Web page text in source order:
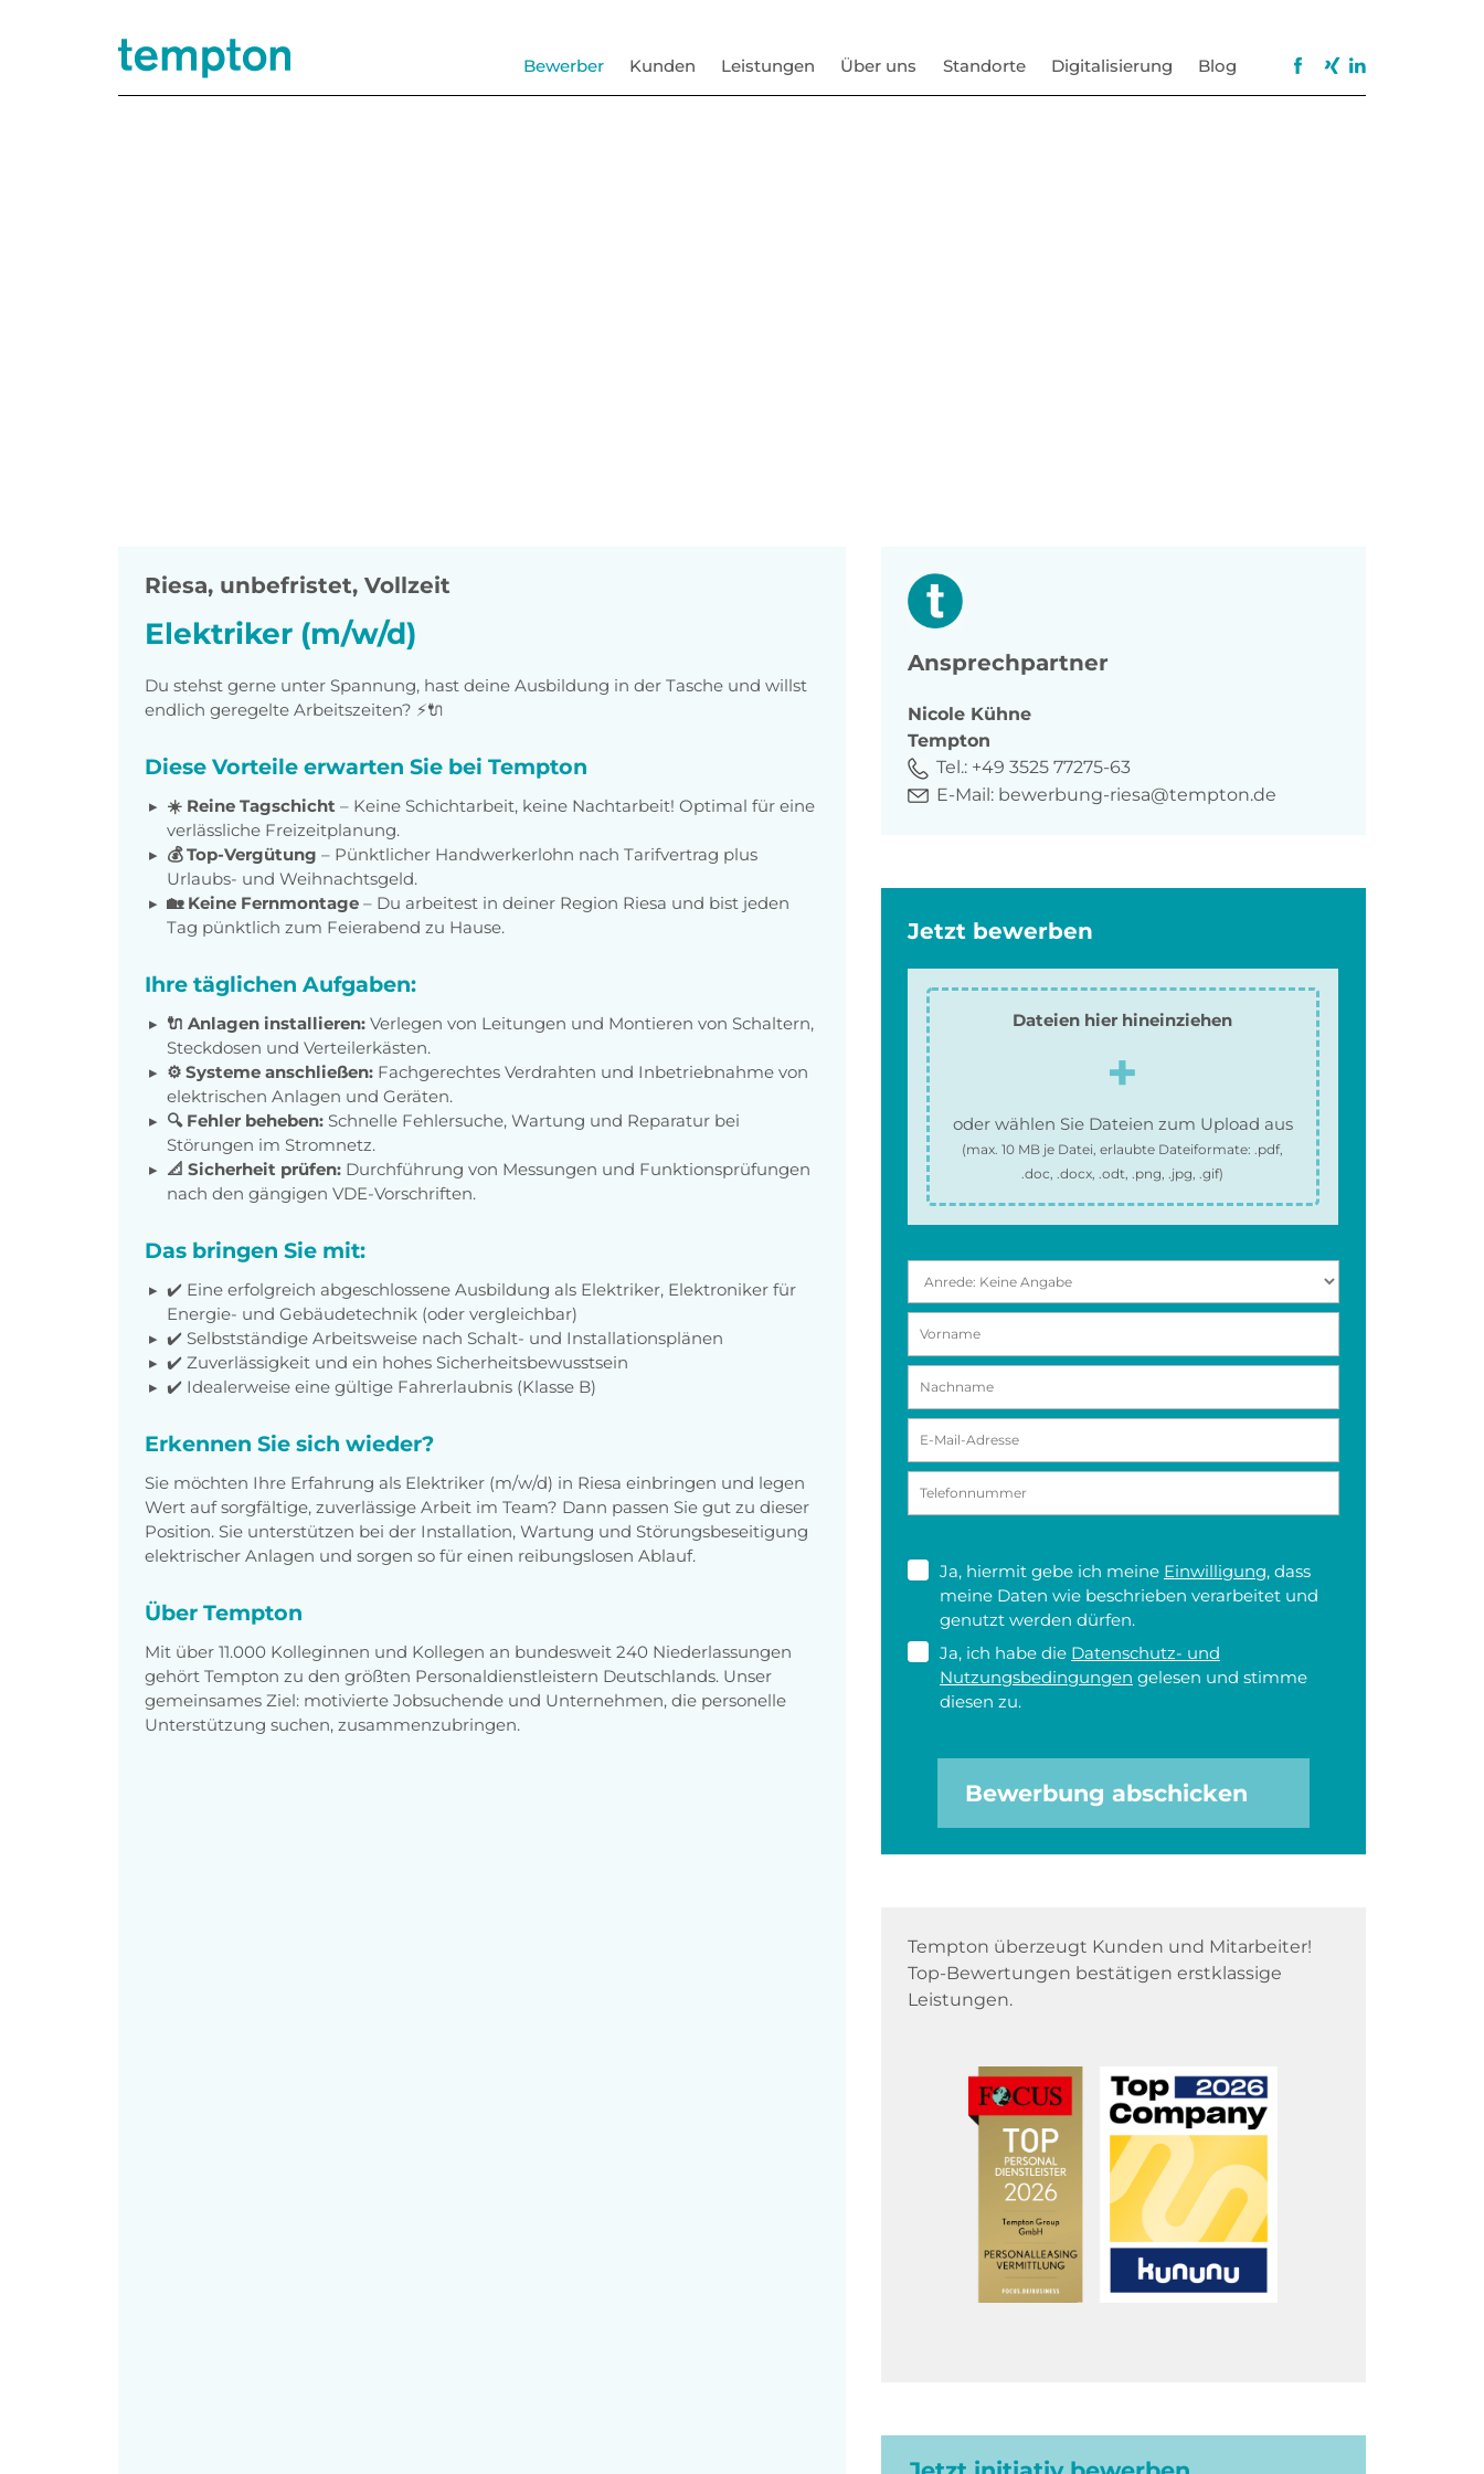
Bewerber Kunden Leistungen Über uns Standorte Digitalisierung Blog
Riesa, unbefristet, Vollzeit
Elektriker (m/w/d)
Du stehst gerne unter Spannung, hast deine Ausbildung in der Tasche und willst
endlich geregelte Arbeitszeiten? ⚡🔌
Diese Vorteile erwarten Sie bei Tempton
☀️ Reine Tagschicht – Keine Schichtarbeit, keine Nachtarbeit! Optimal für eine
verlässliche Freizeitplanung.
💰 Top-Vergütung – Pünktlicher Handwerkerlohn nach Tarifvertrag plus
Urlaubs- und Weihnachtsgeld.
🏡 Keine Fernmontage – Du arbeitest in deiner Region Riesa und bist jeden
Tag pünktlich zum Feierabend zu Hause.
Ihre täglichen Aufgaben:
🔌 Anlagen installieren: Verlegen von Leitungen und Montieren von Schaltern,
Steckdosen und Verteilerkästen.
​⚙️ Systeme anschließen: Fachgerechtes Verdrahten und Inbetriebnahme von
elektrischen Anlagen und Geräten.
🔍 Fehler beheben: Schnelle Fehlersuche, Wartung und Reparatur bei
Störungen im Stromnetz.
📐 Sicherheit prüfen: Durchführung von Messungen und Funktionsprüfungen
nach den gängigen VDE-Vorschriften.
Das bringen Sie mit:
✔️ Eine erfolgreich abgeschlossene Ausbildung als Elektriker, Elektroniker für
Energie- und Gebäudetechnik (oder vergleichbar)
✔️ Selbstständige Arbeitsweise nach Schalt- und Installationsplänen
✔️ Zuverlässigkeit und ein hohes Sicherheitsbewusstsein
✔️ Idealerweise eine gültige Fahrerlaubnis (Klasse B)
Erkennen Sie sich wieder?
Sie möchten Ihre Erfahrung als Elektriker (m/w/d) in Riesa einbringen und legen
Wert auf sorgfältige, zuverlässige Arbeit im Team? Dann passen Sie gut zu dieser
Position. Sie unterstützen bei der Installation, Wartung und Störungsbeseitigung
elektrischer Anlagen und sorgen so für einen reibungslosen Ablauf.
Über Tempton
Mit über 11.000 Kolleginnen und Kollegen an bundesweit 240 Niederlassungen
gehört Tempton zu den größten Personaldienstleistern Deutschlands. Unser
gemeinsames Ziel: motivierte Jobsuchende und Unternehmen, die personelle
Unterstützung suchen, zusammenzubringen.
Ansprechpartner
Nicole Kühne
Tempton
Tel.: +49 3525 77275-63
E-Mail: bewerbung-riesa@tempton.de
Jetzt bewerben
Dateien hier hineinziehen
oder wählen Sie Dateien zum Upload aus
(max.10 MB je Datei, erlaubte Dateiformate:.pdf,
.doc, .docx, .odt, .png, .jpg, .gif)
Ja, hiermit gebe ich meine Einwilligung, dass
meine Daten wie beschrieben verarbeitet und
genutzt werden dürfen.
Ja, ich habe die Datenschutz- und
Nutzungsbedingungen gelesen und stimme
diesen zu.
Bewerbung abschicken
Tempton überzeugt Kunden und Mitarbeiter!
Top-Bewertungen bestätigen erstklassige
Leistungen.